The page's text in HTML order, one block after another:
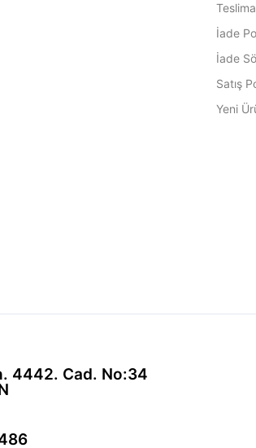
İade
İade
Satış
Yeni
4442. Cad. No:34